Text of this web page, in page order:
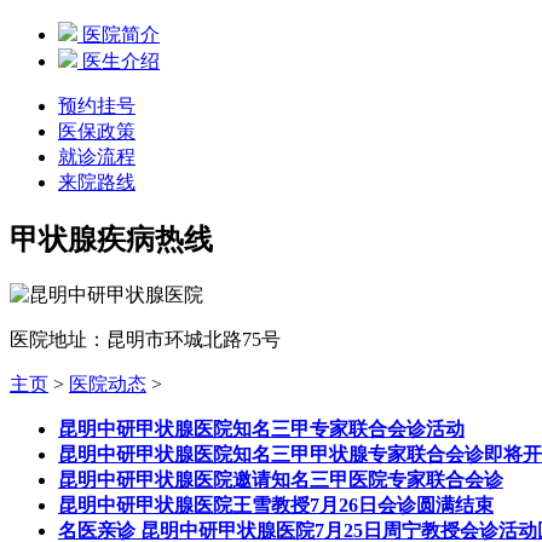
医院简介
医生介绍
预约挂号
医保政策
就诊流程
来院路线
甲状腺疾病热线
医院地址：昆明市环城北路75号
主页 > 医院动态 >
昆明中研甲状腺医院知名三甲专家联合会诊活动
昆明中研甲状腺医院知名三甲甲状腺专家联合会诊即将
昆明中研甲状腺医院邀请知名三甲医院专家联合会诊
昆明中研甲状腺医院王雪教授7月26日会诊圆满结束
名医亲诊 昆明中研甲状腺医院7月25日周宁教授会诊活